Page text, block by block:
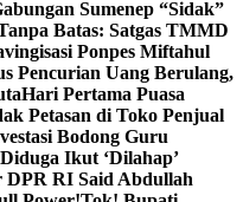
Sumenep “Sidak”
Batas: Satgas TMMD
Ponpes Miftahul
Pencurian Uang Berulang,
Hari Pertama Puasa
Petasan di Toko Penjual
Bodong Guru
Ikut ‘Dilahap’
DPR RI Said Abdullah